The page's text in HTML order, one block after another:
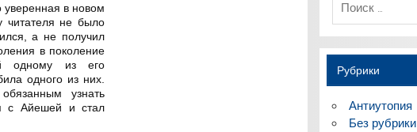
уверенная в новом
читателя не было
а не получил
в поколение
одному из его
одного из них.
узнать
с Айешей и стал
Рубрики
Антиутопия
Без рубрики